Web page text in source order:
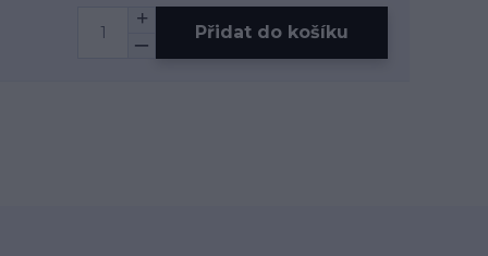
Přidat do košíku